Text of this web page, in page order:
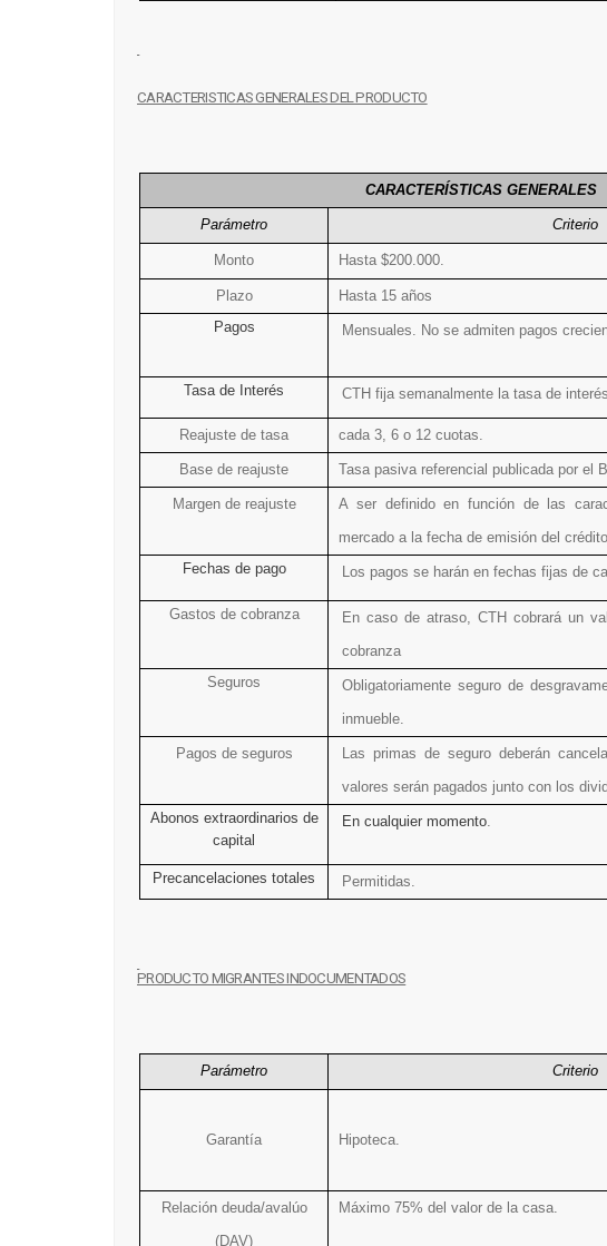
CARACTERISTICAS GENERALES DEL PRODUCTO
CARACTERÍSTICAS GENERALES
Parámetro Criterio
Monto Hasta $200.000.
Plazo
Hasta 15 años
Pagos
Mensuales. No se admiten pagos
Tasa de Interés CTH fija semanalmente la tasa de
Reajuste de tasa cada 3, 6 o 12 cuotas.
Base de reajuste Tasa pasiva referencial publicada por el
Margen de reajuste
A ser definido en función de las
mercado a la fecha de emisión del
Fechas de pago
Los pagos se harán en fechas fijas de
Gastos de cobranza
En caso de atraso, CTH cobrará un
cobranza
Seguros
Obligatoriamente seguro de
inmueble.
Pagos de seguros
Las primas de seguro deberán
valores serán pagados junto con los
Abonos extraordinarios de
capital
En cualquier momento.
Precancelaciones totales Permitidas.
PRODUCTO MIGRANTES INDOCUMENTADOS
Parámetro Criterio
Garantía Hipoteca.
Relación deuda/avalúo
(DAV)
Máximo 75% del valor de la casa.